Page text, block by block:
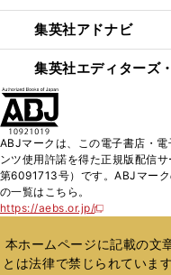
集英社アドナビ
集英社エディターズ
ABJマークは、この電子書店・
ンツ使用許諾を得た正規版配信
第6091713号）です。ABJマー
の一覧はこちら。
https://aebs.or.jp/
新
い
ウ
ィ
本ホームページに記載の文
とは法律で禁じられていま